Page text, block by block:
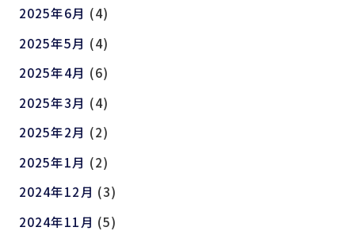
2025年6月 (4)
2025年5月 (4)
2025年4月 (6)
2025年3月 (4)
2025年2月 (2)
2025年1月 (2)
2024年12月 (3)
2024年11月 (5)